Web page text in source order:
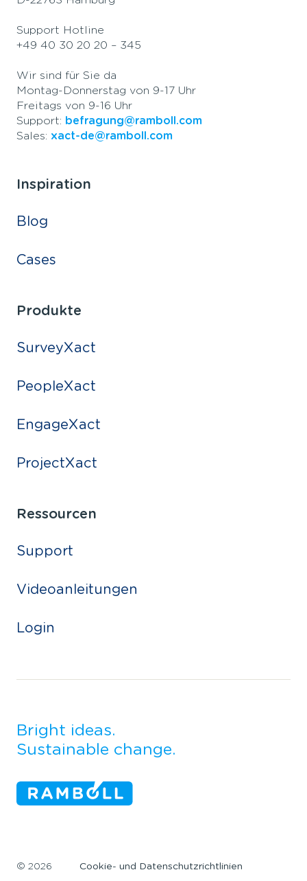
Support Hotline
+49 40 30 20 20 – 345
Wir sind für Sie da
Montag-Donnerstag von 9-17 Uhr
Freitags von 9-16 Uhr
Support: befragung@ramboll.com
Sales: xact-de@ramboll.com
Inspiration
Blog
Cases
Produkte
SurveyXact
PeopleXact
EngageXact
ProjectXact
Ressourcen
Support
Videoanleitungen
Login
Bright ideas.
Sustainable change.
© 2026 Cookie- und Datenschutzrichtlinien